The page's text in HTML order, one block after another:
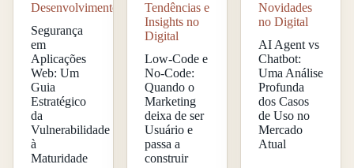
Desenvolvimento
Segurança
em
Aplicações
Web: Um
Guia
Estratégico
da
Vulnerabilidade
à
Maturidade
Tendências e
Insights no
Digital
Low-Code e
No-Code:
Quando o
Marketing
deixa de ser
Usuário e
passa a
construir
Novidades
no Digital
AI Agent vs
Chatbot:
Uma Análise
Profunda
dos Casos
de Uso no
Mercado
Atual